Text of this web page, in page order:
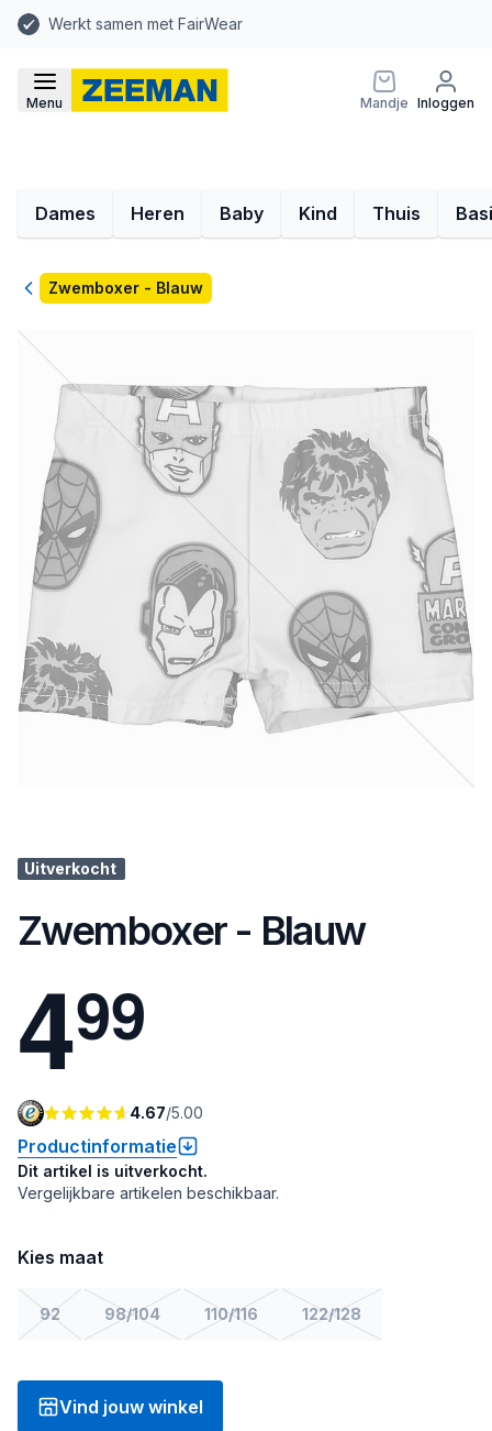
Werkt samen met FairWear
Menu Mandje Inloggen
Dames Heren Baby Kind Thuis
TerugZwemboxer - Blauw
Uitverkocht
Zwemboxer - Blauw
499
4.67/5.00
Productinformatie
Dit artikel is uitverkocht.
Vergelijkbare artikelen beschikbaar.
Kies maat
92 98/104 110/116 122/128
Vind jouw winkel